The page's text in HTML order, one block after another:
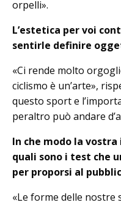
orpelli».
L’estetica per voi
sentirle definire
«Ci rende molto
ciclismo è un’arte»,
questo sport e
peraltro può andare
In che modo la
quali sono i test che
per proporsi al
«Le forme delle nostre